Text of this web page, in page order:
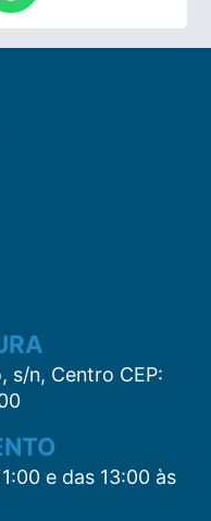
s/n, Centro CEP:
e das 13:00 às